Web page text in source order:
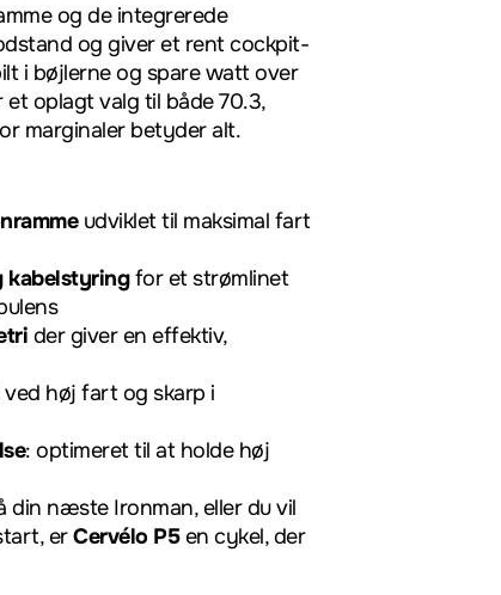
og de integrerede
og giver et rent cockpit-
i bøjlerne og spare watt over
et oplagt valg til både 70.3,
marginaler betyder alt.
udviklet til maksimal fart
kabelstyringfor et strømlinet
der giver en effektiv,
høj fart og skarp i
: optimeret til at holde høj
din næste Ironman, eller du vil
erCervélo P5en cykel, der